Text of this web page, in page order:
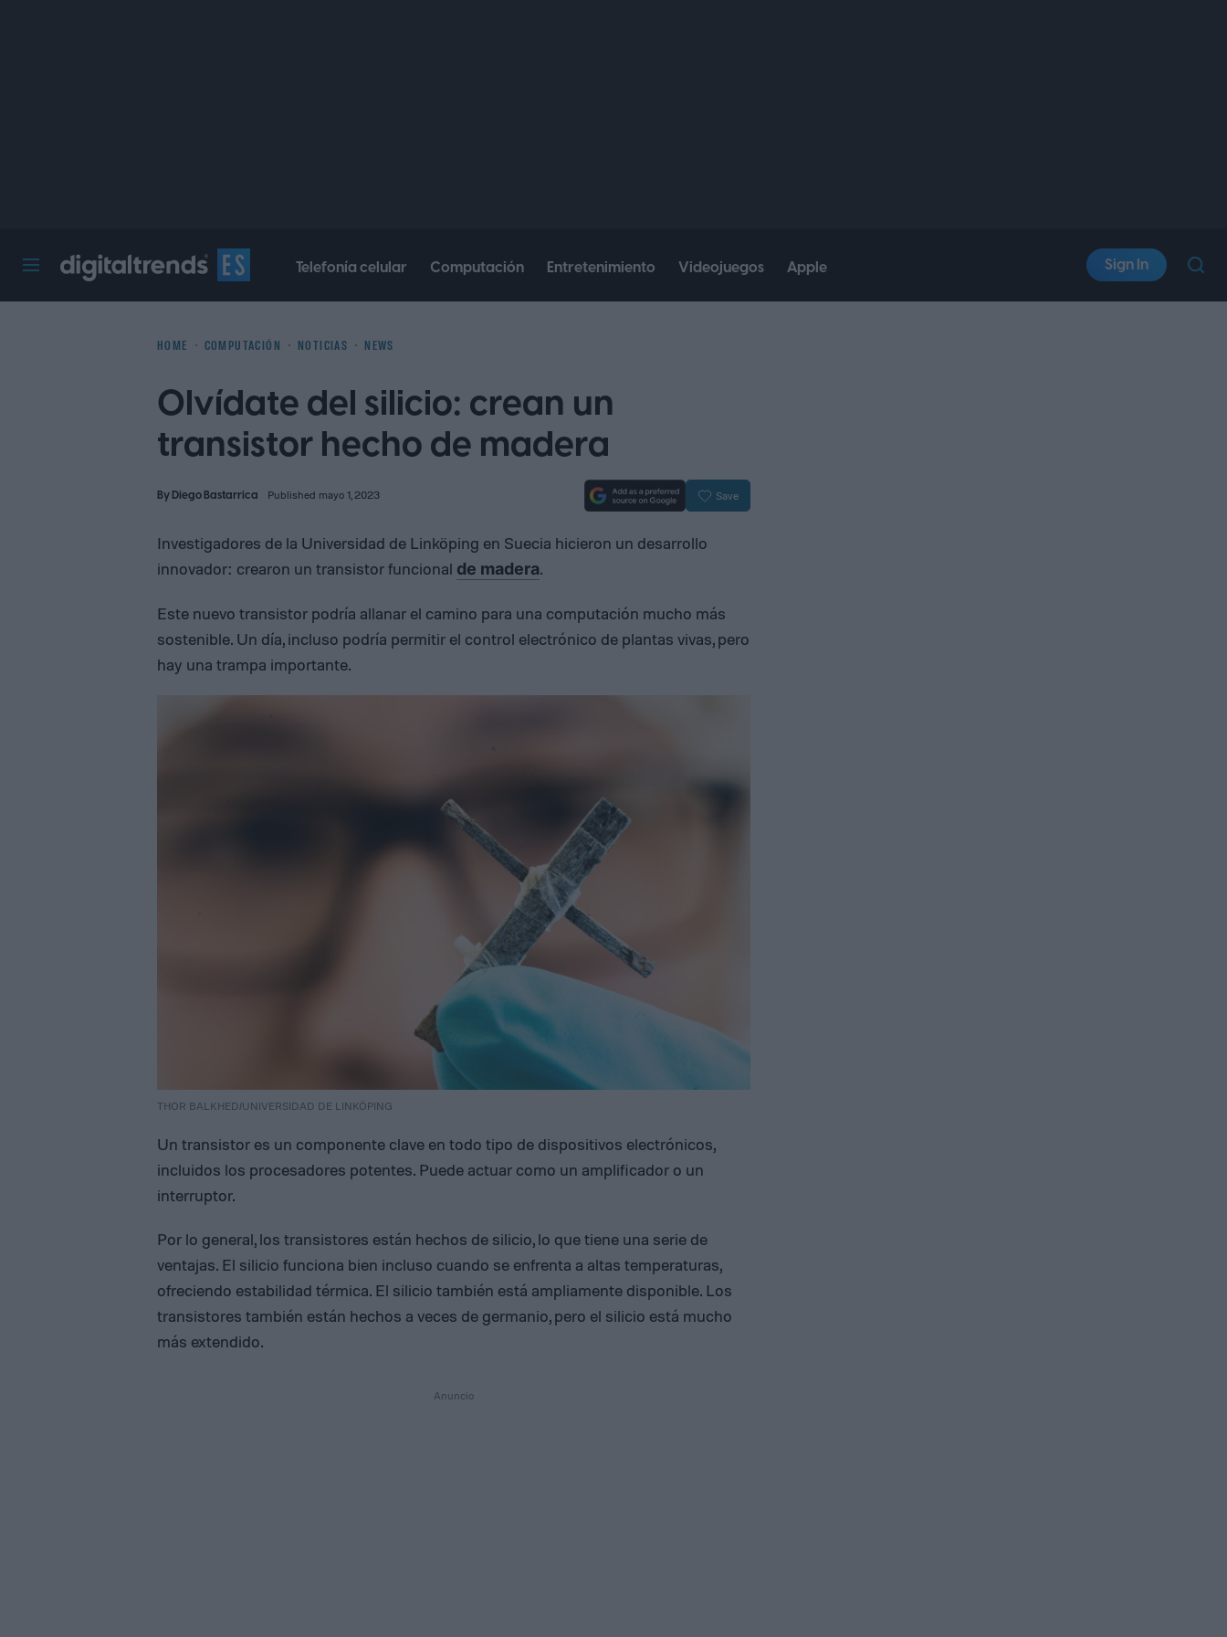
Telefonía celular Computación Entretenimiento Videojuegos Apple Sign In
HOME COMPUTACIÓN NOTICIAS NEWS
Olvídate del silicio: crean un
transistor hecho de madera
ByDiego Bastarrica Published mayo 1, 2023 Save
Investigadores de la Universidad de Linköping en Suecia hicieron un desarrollo
innovador: crearon un transistor funcional de madera.
Este nuevo transistor podría allanar el camino para una computación mucho más
sostenible. Un día, incluso podría permitir el control electrónico de plantas vivas, pero
hay una trampa importante.
THOR BALKHED/UNIVERSIDAD DE LINKÖPING
Un transistor es un componente clave en todo tipo de dispositivos electrónicos,
incluidos los procesadores potentes. Puede actuar como un amplificador o un
interruptor.
Por lo general, los transistores están hechos de silicio, lo que tiene una serie de
ventajas. El silicio funciona bien incluso cuando se enfrenta a altas temperaturas,
ofreciendo estabilidad térmica. El silicio también está ampliamente disponible. Los
transistores también están hechos a veces de germanio, pero el silicio está mucho
más extendido.